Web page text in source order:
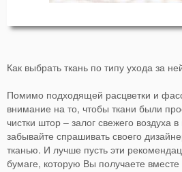
Как выбрать ткань по типу ухода за
Помимо подходящей расцветки и
внимание на то, чтобы ткани были
чистки штор – залог свежего
забывайте спрашивать своего
тканью. И лучше пусть эти
бумаге, которую Вы получаете